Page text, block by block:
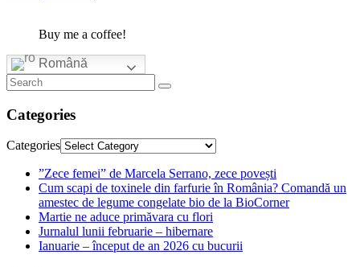
Buy me a coffee!
Română
Categories
Categories
”Zece femei” de Marcela Serrano, zece povești
Cum scapi de toxinele din farfurie în România? Comandă un
amestec de legume congelate bio de la BioCorner
Martie ne aduce primăvara cu flori
Jurnalul lunii februarie – hibernare
Ianuarie – început de an 2026 cu bucurii